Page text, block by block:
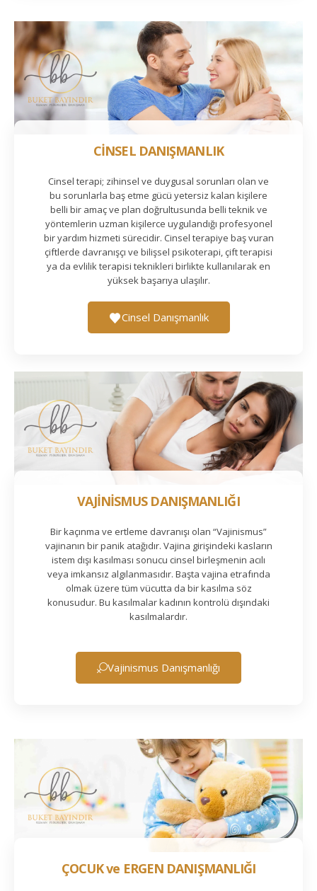
CİNSEL DANIŞMANLIK
Cinsel terapi; zihinsel ve duygusal sorunları olan ve
bu sorunlarla baş etme gücü yetersiz kalan kişilere
belli bir amaç ve plan doğrultusunda belli teknik ve
yöntemlerin uzman kişilerce uygulandığı profesyonel
bir yardım hizmeti sürecidir. Cinsel terapiye baş vuran
çiftlerde davranışçı ve bilişsel psikoterapi, çift terapisi
ya da evlilik terapisi teknikleri birlikte kullanılarak en
yüksek başarıya ulaşılır.
Cinsel Danışmanlık
VAJİNİSMUS DANIŞMANLIĞI
Bir kaçınma ve ertleme davranışı olan “Vajinismus”
vajinanın bir panik atağıdır. Vajina girişindeki kasların
istem dışı kasılması sonucu cinsel birleşmenin acılı
veya imkansız algılanmasıdır. Başta vajina etrafında
olmak üzere tüm vücutta da bir kasılma söz
konusudur. Bu kasılmalar kadının kontrolü dışındaki
kasılmalardır.
Vajinismus Danışmanlığı
ÇOCUK ve ERGEN DANIŞMANLIĞI